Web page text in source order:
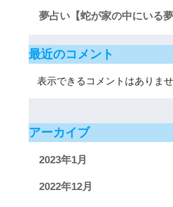
夢占い【蛇が家の中にいる
最近のコメント
表示できるコメントはありませ
アーカイブ
2023年1月
2022年12月